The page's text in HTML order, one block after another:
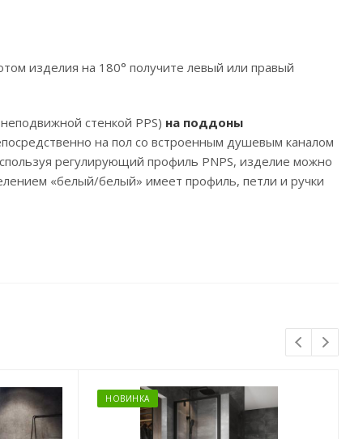
изделия на 180° получите левый или правый
стенкой PPS) на поддоны
на пол со встроенным душевым каналом
регулирующий профиль PNPS, изделие можно
«белый/белый» имеет профиль, петли и ручки
НОВИНКА